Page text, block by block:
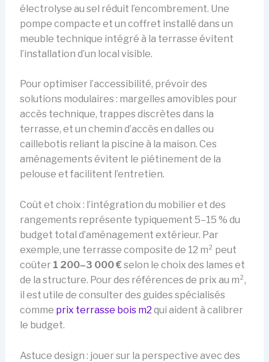
électrolyse au sel réduit l’encombrement. Une
pompe compacte et un coffret installé dans un
meuble technique intégré à la terrasse évitent
l’installation d’un local visible.
Pour optimiser l’accessibilité, prévoir des
solutions modulaires : margelles amovibles pour
accès technique, trappes discrètes dans la
terrasse, et un chemin d’accès en dalles ou
caillebotis reliant la piscine à la maison. Ces
aménagements évitent le piétinement de la
pelouse et facilitent l’entretien.
Coût et choix : l’intégration du mobilier et des
rangements représente typiquement 5–15 % du
budget total d’aménagement extérieur. Par
exemple, une terrasse composite de 12 m² peut
coûter 1 200–3 000 € selon le choix des lames et
de la structure. Pour des références de prix au m²,
il est utile de consulter des guides spécialisés
comme prix terrasse bois m2 qui aident à calibrer
le budget.
Astuce design : jouer sur la perspective avec des